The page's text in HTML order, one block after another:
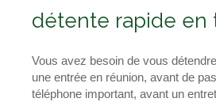
détente rapide en
Vous avez besoin de vous
une entrée en réunion, avant de
téléphone important, avant un